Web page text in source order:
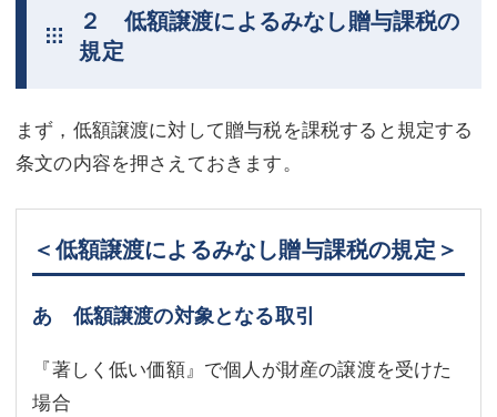
川口事務所（埼玉県川口市）
お問い合せフォーム
２ 低額譲渡によるみなし贈与課税の
規定
まず，低額譲渡に対して贈与税を課税すると規定する
条文の内容を押さえておきます。
＜低額譲渡によるみなし贈与課税の規定＞
あ 低額譲渡の対象となる取引
『著しく低い価額』で個人が財産の譲渡を受けた
場合